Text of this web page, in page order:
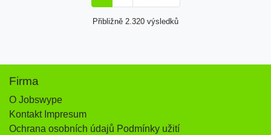
Přibližně 2.320 výsledků
Firma
O Jobswype
Kontakt Impresum
Ochrana osobních údajů Podmínky užití